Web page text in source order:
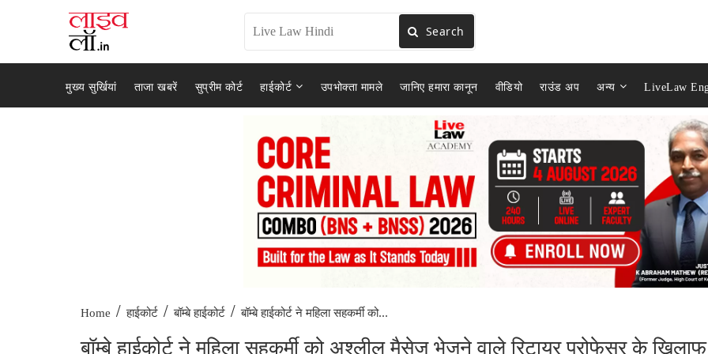
Search
मुख्य सुर्खियां ताजा खबरें सुप्रीम कोर्ट हाईकोर्ट उपभोक्ता मामले जानिए हमारा कानून वीडियो राउंड अप अन्य LiveLaw
Home / हाईकोर्ट / बॉम्बे हाईकोर्ट / बॉम्बे हाईकोर्ट ने महिला सहकर्मी को...
बॉम्बे हाईकोर्ट ने महिला सहकर्मी को अश्लील मैसेज भेजने वाले रिटायर प्रोफेसर के खिलाफ